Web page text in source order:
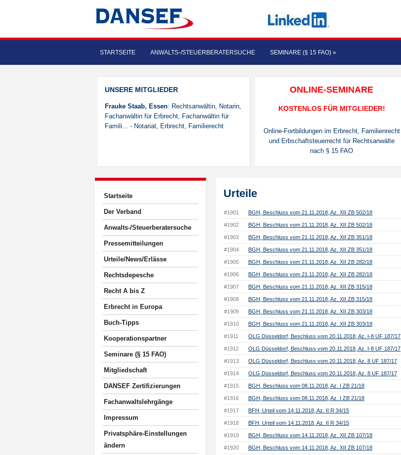
STARTSEITE ANWALTS-/STEUERBERATERSUCHE SEMINARE (§ 15 FAO) »
UNSERE MITGLIEDER
Frauke Staab, Essen: Rechtsanwältin, Notarin,
Fachanwältin für Erbrecht, Fachanwältin für
Famili... - Notariat, Erbrecht, Familierecht
ONLINE-SEMINARE
KOSTENLOS FÜR MITGLIEDER!
Online-Fortbildungen im Erbrecht, Familienrecht
und Erbschaftsteuerrecht für Rechtsanwälte
nach § 15 FAO
Startseite
Der Verband
Anwalts-/Steuerberatersuche
Pressemitteilungen
Urteile/News/Erlässe
Rechtsdepesche
Recht A bis Z
Erbrecht in Europa
Buch-Tipps
Kooperationspartner
Seminare (§ 15 FAO)
Mitgliedschaft
DANSEF Zertifizierungen
Fachanwaltslehrgänge
Impressum
Privatsphäre-Einstellungen
ändern
Urteile
#1901 BGH, Beschluss vom 21.11.2018, Az. XII ZB 502/18
#1902 BGH, Beschluss vom 21.11.2018, Az. XII ZB 502/18
#1903 BGH, Beschluss vom 21.11.2018, Az. XII ZB 351/18
#1904 BGH, Beschluss vom 21.11.2018, Az. XII ZB 351/18
#1905 BGH, Beschluss vom 21.11.2018, Az. XII ZB 282/18
#1906 BGH, Beschluss vom 21.11.2018, Az. XII ZB 282/18
#1907 BGH, Beschluss vom 21.11.2018, Az. XII ZB 315/18
#1908 BGH, Beschluss vom 21.11.2018, Az. XII ZB 315/18
#1909 BGH, Beschluss vom 21.11.2018, Az. XII ZB 303/18
#1910 BGH, Beschluss vom 21.11.2018, Az. XII ZB 303/18
#1911 OLG Düsseldorf, Beschluss vom 20.11.2018, Az. I-8 UF 187/17
#1912 OLG Düsseldorf, Beschluss vom 20.11.2018, Az. I-8 UF 187/17
#1913 OLG Düsseldorf, Beschluss vom 20.11.2018, Az. 8 UF 187/17
#1914 OLG Düsseldorf, Beschluss vom 20.11.2018, Az. 8 UF 187/17
#1915 BGH, Beschluss vom 08.11.2018, Az. I ZB 21/18
#1916 BGH, Beschluss vom 08.11.2018, Az. I ZB 21/18
#1917 BFH, Urteil vom 14.11.2018, Az. II R 34/15
#1918 BFH, Urteil vom 14.11.2018, Az. II R 34/15
#1919 BGH, Beschluss vom 14.11.2018, Az. XII ZB 107/18
#1920 BGH, Beschluss vom 14.11.2018, Az. XII ZB 107/18